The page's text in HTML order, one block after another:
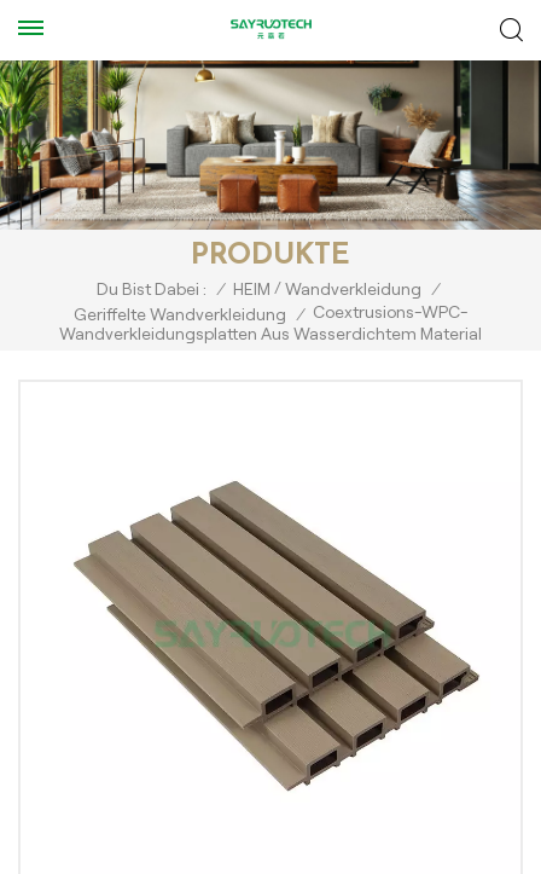
PRODUKTE
Du Bist Dabei : / HEIM /Wandverkleidung /
Geriffelte Wandverkleidung
/ Coextrusions-WPC-
Wandverkleidungsplatten Aus Wasserdichtem Material